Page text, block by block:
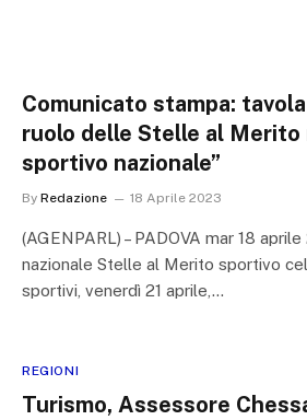
Comunicato stampa:
ruolo delle Stelle al Merito
sportivo nazionale”
By Redazione 18 Aprile 2023
(AGENPARL) – PADOVA mar 18
nazionale Stelle al Merito sportivo
sportivi, venerdì 21 aprile,…
REGIONI
Turismo, Assessore